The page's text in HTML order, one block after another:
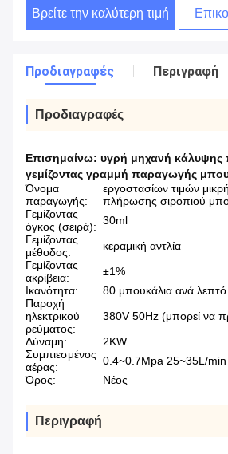
Βρείτε την καλύτερη τιμή
Προδιαγραφές Περιγραφή
Προδιαγραφές
Επισημαίνω: υγρή μηχανή
γεμίζοντας γραμμή παραγωγής
Όνομα
παραγωγής:
εργοστασίων τιμών
πλήρωσης σιροπιού
Γεμίζοντας
όγκος (σειρά): 30ml
Γεμίζοντας
μέθοδος:
κεραμική αντλία
Γεμίζοντας
ακρίβεια:
±1%
Ικανότητα:
80 μπουκάλια ανά λεπτό
Παροχή
ηλεκτρικού
ρεύματος:
380V 50Hz (μπορεί να
Δύναμη:
2KW
Συμπιεσμένος
αέρας:
0.4~0.7Mpa 25~35L/min
Όρος:
Νέος
Περιγραφή